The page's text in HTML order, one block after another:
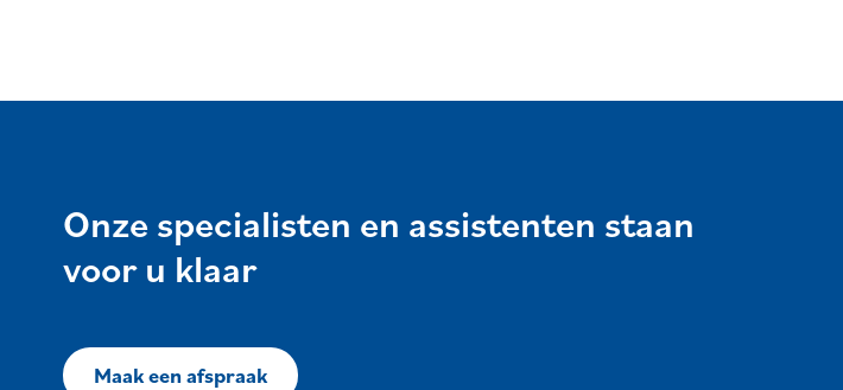
Onze specialisten en assistenten staan
voor u klaar
Maak een afspraak